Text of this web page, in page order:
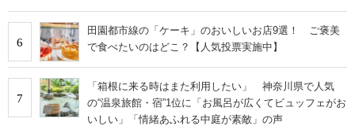
6
田園都市線の「ケーキ」のおいしいお店9選！ ご褒美
で食べたいのはどこ？【人気投票実施中】
7
「箱根に来る時はまた利用したい」 神奈川県で人気
の“温泉旅館・宿”1位に「お風呂が広くてビュッフェがお
いしい」「情緒あふれる中庭が素敵」の声